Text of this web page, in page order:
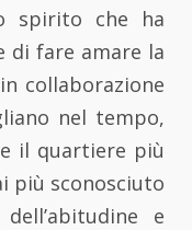
spirito che ha
di fare amare la
collaborazione
nel tempo,
il quartiere più
più sconosciuto
e